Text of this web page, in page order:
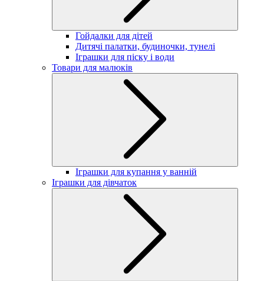
Гойдалки для дітей
Дитячі палатки, будиночки, тунелі
Іграшки для піску і води
Товари для малюків
Іграшки для купання у ванній
Іграшки для дівчаток